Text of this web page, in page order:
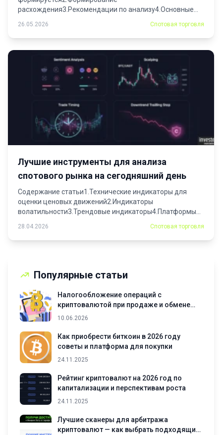
расхождения3.Рекомендации по анализу4.Основные
26.05.2026 Спотовая торговля
Лучшие инструменты для анализа
спотового рынка на сегодняшний день
Содержание статьи1.Технические индикаторы для
оценки ценовых движений2.Индикаторы
волатильности3.Трендовые индикаторы4.Платформы
28.04.2026 Спотовая торговля
Популярные статьи
Налогообложение операций с
криптовалютой при продаже и обмене
активов
10.06.2026
Как приобрести биткоин в 2026 году
советы и платформа для покупки
24.11.2025
Рейтинг криптовалют на 2026 год по
капитализации и перспективам роста
24.11.2025
Лучшие сканеры для арбитража
криптовалют — как выбрать подходящий